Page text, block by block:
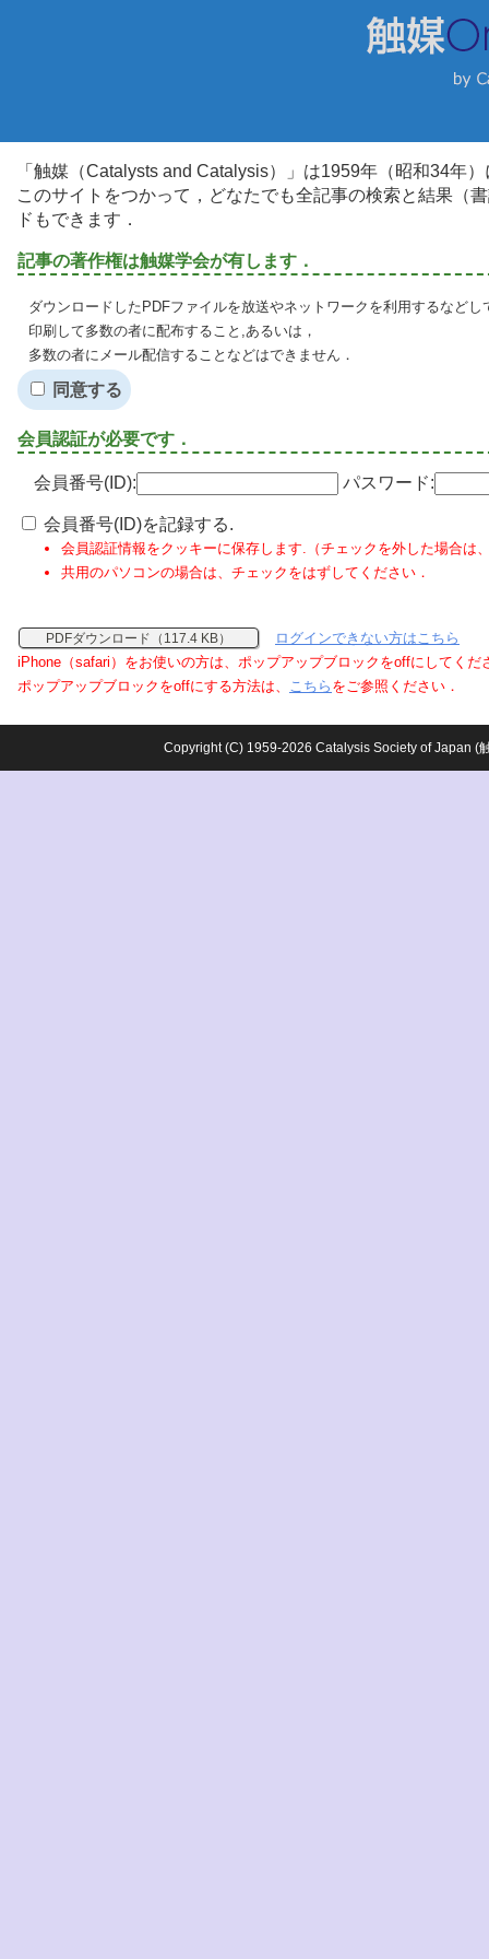
「触媒（Catalysts and Catalysis）」は1959年（昭和34年
このサイトをつかって，どなたでも全記事の検索と結果（
ドもできます．
記事の著作権は触媒学会が有します．
ダウンロードしたPDFファイルを放送やネットワークを利用するなど
印刷して多数の者に配布すること,あるいは，
多数の者にメール配信することなどはできません．
同意する
会員認証が必要です．
会員番号(ID): パスワード:
会員番号(ID)を記録する.
会員認証情報をクッキーに保存します.（チェックを外した場合は
共用のパソコンの場合は、チェックをはずしてください．
PDFダウンロード（117.4 KB）
ログインできない方はこちら
iPhone（safari）をお使いの方は、ポップアップブロックをoffにしてくだ
ポップアップブロックをoffにする方法は、 こちら をご参照ください．
Copyright (C) 1959-2026 Catalysis Society of Japan (